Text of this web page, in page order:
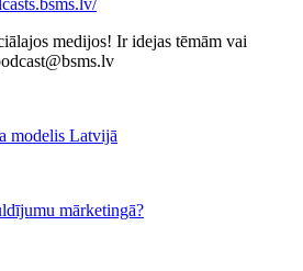
medijos! Ir idejas tēmām vai
modelis Latvijā
mārketingā?